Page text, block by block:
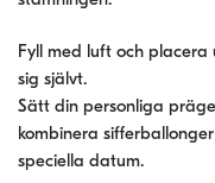
Fyll med luft och
sig självt.
Sätt din personliga
kombinera
speciella datum.